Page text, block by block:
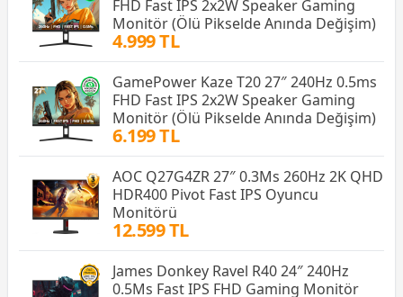
FHD Fast IPS 2x2W Speaker Gaming
Monitör (Ölü Pikselde Anında Değişim)
4.999 TL
GamePower Kaze T20 27″ 240Hz 0.5ms
FHD Fast IPS 2x2W Speaker Gaming
Monitör (Ölü Pikselde Anında Değişim)
6.199 TL
AOC Q27G4ZR 27″ 0.3Ms 260Hz 2K QHD
HDR400 Pivot Fast IPS Oyuncu
Monitörü
12.599 TL
James Donkey Ravel R40 24″ 240Hz
0.5Ms Fast IPS FHD Gaming Monitör